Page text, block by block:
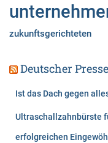
zukunftsgerichteten
Deutscher
Ist das Dach gegen
Ultraschallzahnbürste
erfolgreichen